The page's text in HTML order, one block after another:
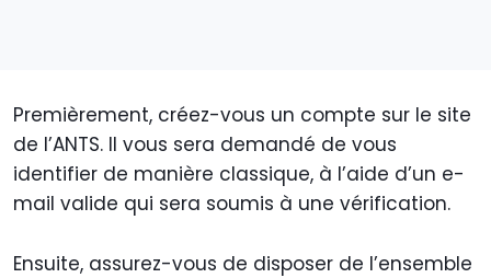
Premièrement, créez-vous un compte sur le site
de l’ANTS. Il vous sera demandé de vous
identifier de manière classique, à l’aide d’un e-
mail valide qui sera soumis à une vérification.
Ensuite, assurez-vous de disposer de l’ensemble